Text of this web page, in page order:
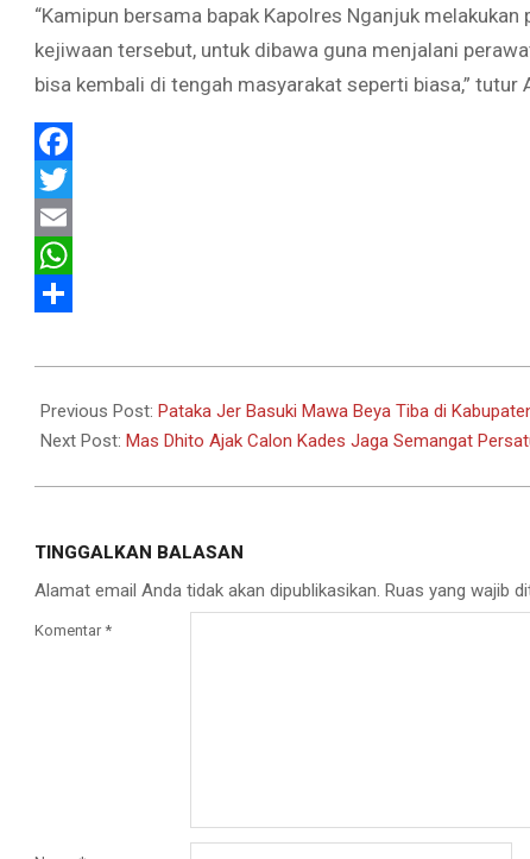
“Kamipun bersama bapak Kapolres Nganjuk
kejiwaan tersebut, untuk dibawa guna menjalani
bisa kembali di tengah masyarakat seperti biasa,” tutur
Facebook
Twitter
Email
WhatsApp
09-
23
Previous Post: Pataka Jer Basuki Mawa Beya Tiba di
Next Post: Mas Dhito Ajak Calon Kades Jaga Semangat
TINGGALKAN BALASAN
Alamat email Anda tidak akan dipublikasikan. Ruas yang wajib
Komentar *